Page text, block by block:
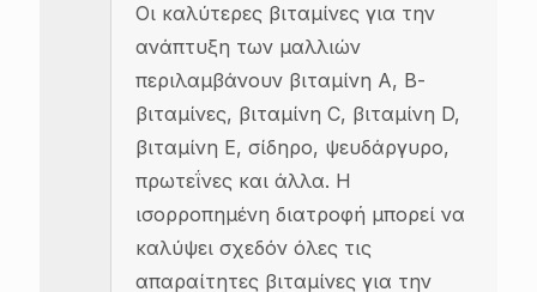
Οι καλύτερες βιταμίνες για την
ανάπτυξη των μαλλιών
περιλαμβάνουν βιταμίνη Α, Β-
βιταμίνες, βιταμίνη C, βιταμίνη D,
βιταμίνη Ε, σίδηρο, ψευδάργυρο,
πρωτεΐνες και άλλα. Η
ισορροπημένη διατροφή μπορεί να
καλύψει σχεδόν όλες τις
απαραίτητες βιταμίνες για την